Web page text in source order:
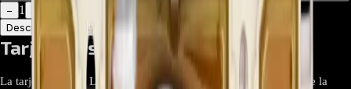
−
1
Descripción
Atributos
Tarjeta Display LG EBR85194721
La tarjeta Display LG EBR85194721 es el módulo encargado de la